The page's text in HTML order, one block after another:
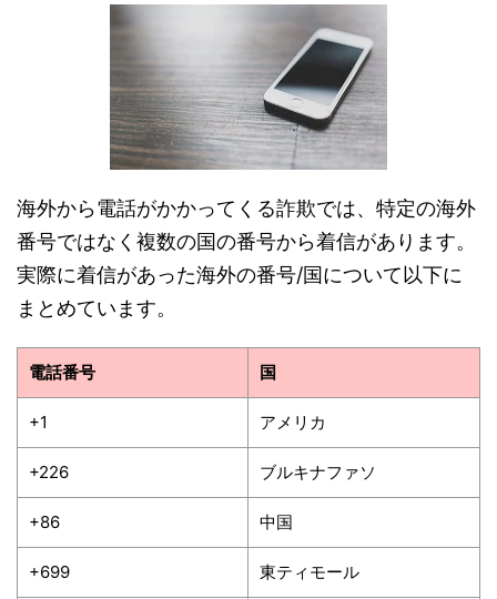
海外から電話がかかってくる詐欺では、特定の海外
番号ではなく複数の国の番号から着信があります。
実際に着信があった海外の番号/国について以下に
まとめています。
電話番号 国
+1 アメリカ
+226 ブルキナファソ
+86 中国
+699 東ティモール